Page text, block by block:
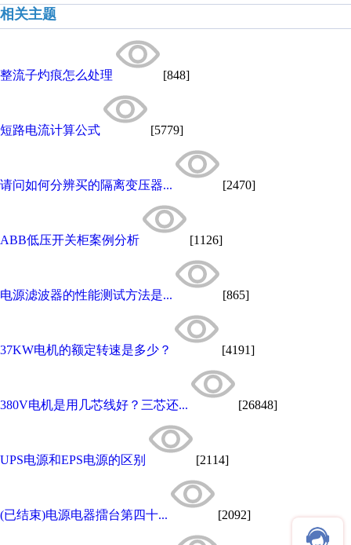
相关主题
整流子灼痕怎么处理 [848]
短路电流计算公式 [5779]
请问如何分辨买的隔离变压器... [2470]
ABB低压开关柜案例分析 [1126]
电源滤波器的性能测试方法是... [865]
37KW电机的额定转速是多少？ [4191]
380V电机是用几芯线好？三芯还... [26848]
UPS电源和EPS电源的区别 [2114]
(已结束)电源电器擂台第四十... [2092]